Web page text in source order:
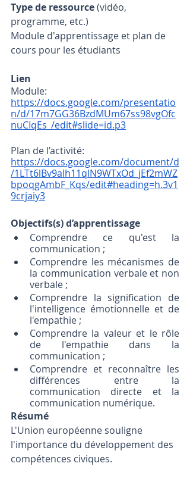
Type de ressource (vidéo,
programme, etc.)
Module d'apprentissage et plan de
cours pour les étudiants
Lien
https://docs.google.com/presentatio
n/d/17m7GG36BzdMUm67ss98vgOfc
nuCIqEs_/edit#slide=id.p3
Plan de l’activité:
https://docs.google.com/document/d
/1LTt6lBv9aIh11qlN9WTxOd_jEf2mWZ
bpoqgAmbF_Kqs/edit#heading=h.3v1
9crjaiy3
Objectifs(s) d’apprentissage
Comprendre ce qu'est la
communication ;
Comprendre les mécanismes de
la communication verbale et non
verbale ;
Comprendre la signification de
l'intelligence émotionnelle et de
l'empathie ;
Comprendre la valeur et le rôle
de l'empathie dans la
communication ;
Comprendre et reconnaître les
différences entre la
communication directe et la
communication numérique.
Résumé
L'Union européenne souligne
l'importance du développement des
compétences civiques.